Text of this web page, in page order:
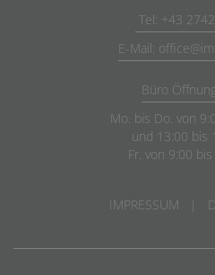
Tel: +43
E-Mail:
Büro
Mo. bis Do. von
und 13:00 bis
Fr. von 9:00
IMPRESSUM